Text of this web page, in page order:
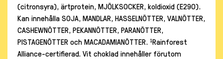
(citronsyra), ärtprotein, MJÖLKSOCKER, koldioxid (E290).
Kan innehålla SOJA, MANDLAR, HASSELNÖTTER, VALNÖTTER,
CASHEWNÖTTER, PEKANNÖTTER, PARANÖTTER,
PISTAGENÖTTER och MACADAMIANÖTTER. ¹Rainforest
Alliance-certifierad. Vit choklad innehåller förutom